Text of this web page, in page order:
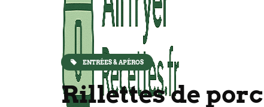
ENTRÉES & APÉROS
Rillettes de